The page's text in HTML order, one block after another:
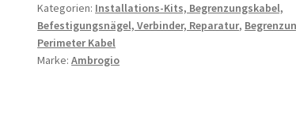
Ambrogio
Wiper
ZCS
CS_E0002_5
Kategorien: Installations-Kits, Begrenzungskabel,
Befestigungsnägel, Verbinder, Reparatur,
Perimeter Kabel
Marke:Ambrogio